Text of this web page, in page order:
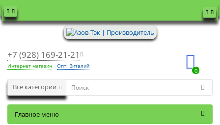
+7 (928) 169-21-21
Интернет магазин Опт: Виталий
0
Все категории
Главное меню